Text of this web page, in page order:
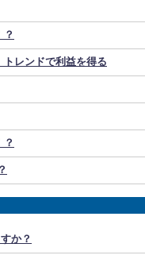
レンドで利益を得る
か？